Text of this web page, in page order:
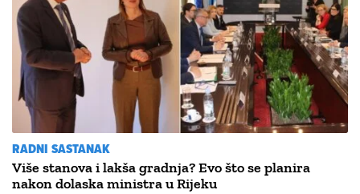
RADNI SASTANAK
Više stanova i lakša gradnja? Evo što se planira
nakon dolaska ministra u Rijeku